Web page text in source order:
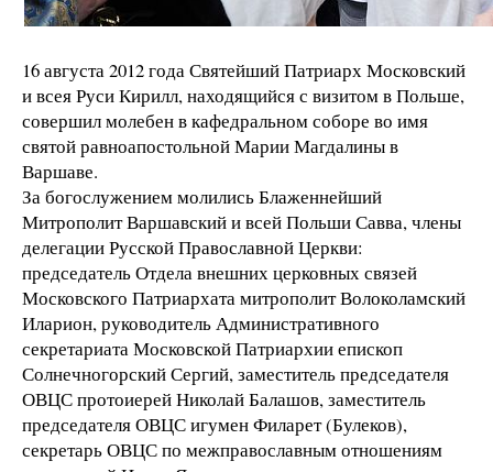
16 августа 2012 года Святейший Патриарх Московский
и всея Руси Кирилл, находящийся с визитом в Польше,
совершил молебен в кафедральном соборе во имя
святой равноапостольной Марии Магдалины в
Варшаве.
За богослужением молились Блаженнейший
Митрополит Варшавский и всей Польши Савва, члены
делегации Русской Православной Церкви:
председатель Отдела внешних церковных связей
Московского Патриархата митрополит Волоколамский
Иларион, руководитель Административного
секретариата Московской Патриархии епископ
Солнечногорский Сергий, заместитель председателя
ОВЦС протоиерей Николай Балашов, заместитель
председателя ОВЦС игумен Филарет (Булеков),
секретарь ОВЦС по межправославным отношениям